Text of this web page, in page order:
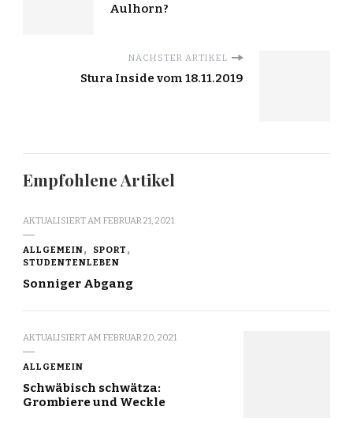
Aulhorn?
NÄCHSTER ARTIKEL
Stura Inside vom 18.11.2019
Empfohlene Artikel
AKTUALISIERT AM FEBRUAR 21, 2021
ALLGEMEIN
SPORT
STUDENTENLEBEN
Sonniger Abgang
AKTUALISIERT AM FEBRUAR 20, 2021
ALLGEMEIN
Schwäbisch schwätza:
Grombiere und Weckle